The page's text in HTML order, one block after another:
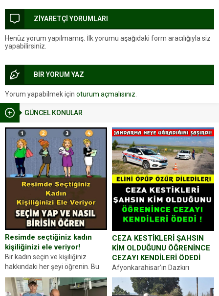
GÜNCEL KONULAR
Resimde seçtiğiniz kadın
kişiliğinizi ele veriyor!
Bir kadın seçin ve kişiliğiniz
hakkındaki her şeyi öğrenin. Bu
kez karşınıza oldukça farklı bir
kişilik testiyle çıkıyoruz. Resimde
CEZA KESTİKLERİ ŞAHSIN
KİM OLDUĞUNU ÖĞRENİNCE
CEZAYI KENDİLERİ ÖDEDİ
Afyonkarahisar’ın Dazkırı
ilçesinde trafik uygulaması
yapan jandarma ekipleri
ZİYARETÇİ YORUMLARI
Henüz yorum yapılmamış. İlk yorumu aşağıdaki form aracılığıyla siz
yapabilirsiniz.
BİR YORUM YAZ
Yorum yapabilmek için oturum açmalısınız